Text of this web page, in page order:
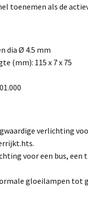
toenemen als de
dia Ø 4.5 mm
(mm): 115 x 7 x 75
verlichting
voor een bus,
gloeilampen tot